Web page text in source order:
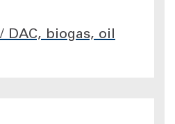
/ DAC, biogas, oil